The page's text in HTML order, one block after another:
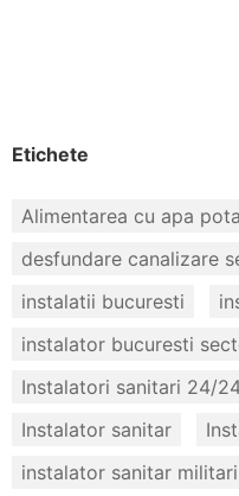
Etichete
Alimentarea cu apa
desfundare canalizare
instalatii bucuresti
instalator bucuresti
Instalatori sanitari 24/
Instalator sanitar
instalator sanitar militari